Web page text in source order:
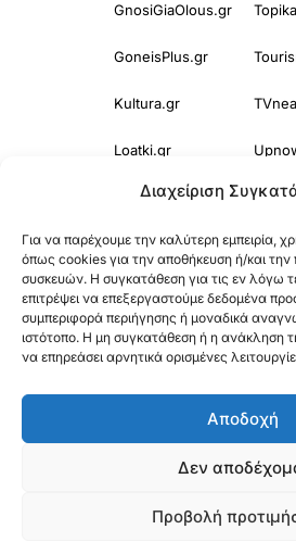
Διαχείριση
Για να παρέχουμε την καλύτερη εμπειρία,
όπως cookies για την αποθήκευση ή/και
συσκευών. Η συγκατάθεση για τις εν λόγω
επιτρέψει να επεξεργαστούμε δεδομένα
συμπεριφορά περιήγησης ή μοναδικά
ιστότοπο. Η μη συγκατάθεση ή η ανάκληση
να επηρεάσει αρνητικά ορισμένες
Αποδοχή
Δεν
Προβολή
GnosiGiaOlous.gr
GoneisPlus.gr
Kultura.gr
Loatki.gr
Loveis.gr
ModernaGynaika.gr
OikonomiaPlus.gr
Oikotropia.gr
© 2025Orama Group(Orama Group
Ελλάδα |